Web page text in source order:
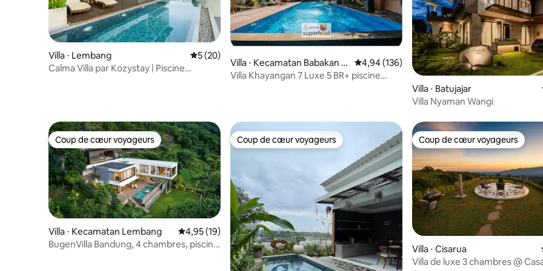
Villa ⋅ Lembang Évaluation moyenne sur la base de 20 commentaires : 5 sur 5
5 (20)
Calma Villa par Kozystay | Piscine
Villa ⋅ Kecamatan Babakan M
adang
Évaluation moyenne sur la base de 136
4,94 (136)
Villa Khayangan 7 Luxe 5 BR+ piscine
Villa ⋅ Batujajar
Villa Nyaman Wangi
Coup de cœur voyageurs
Coup de cœur voyageurs
Villa ⋅ Kecamatan Lembang Évaluation moyenne sur la base de 19 commentaires : 4,95 sur 5
4,95 (19)
BugenVilla Bandung, 4 chambres, piscine
Coup de cœur voyageurs
Coup de cœur voyageurs Coup de cœur voyageurs
Coup de cœur voyageurs
Villa ⋅ Cisarua
Villa de luxe 3 chambres @